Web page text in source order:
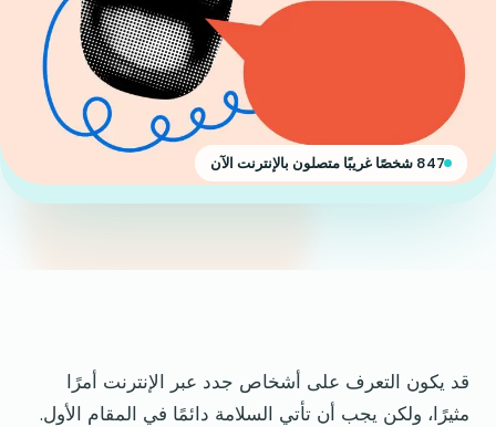
847 شخصًا غريبًا متصلون بالإنترنت الآن
قد يكون التعرف على أشخاص جدد عبر الإنترنت أمرًا
مثيرًا، ولكن يجب أن تأتي السلامة دائمًا في المقام الأول.